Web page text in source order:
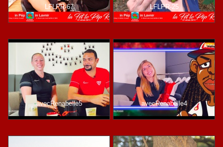
LFLPR-67 LFLPR-25
avecRenabelle5 avecRenabelle4